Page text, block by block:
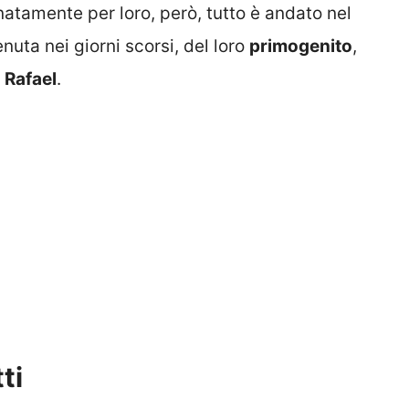
per loro, però, tutto è andato nel
nei giorni scorsi, del loro primogenito,
Rafael.